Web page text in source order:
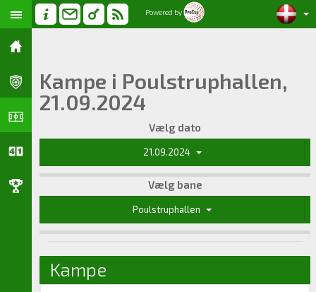
Powered by
Kampe i Poulstruphallen,
21.09.2024
Vælg dato
21.09.2024
Vælg bane
Poulstruphallen
Kampe